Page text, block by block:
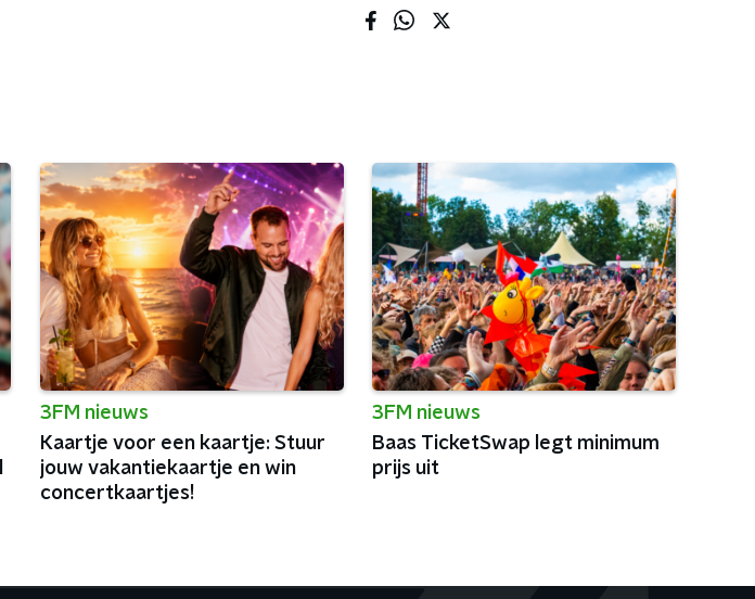
3FM nieuws
Kaartje voor een kaartje: Stuur
jouw vakantiekaartje en win
concertkaartjes!
3FM nieuws
Baas TicketSwap legt minimum
prijs uit